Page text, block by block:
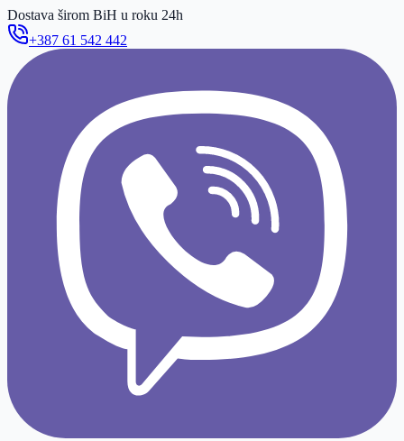
Dostava širom BiH u roku 24h
+387 61 542 442